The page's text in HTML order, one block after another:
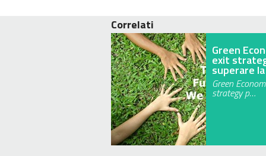
Correlati
Green
exit
superare
Green
strategy p…